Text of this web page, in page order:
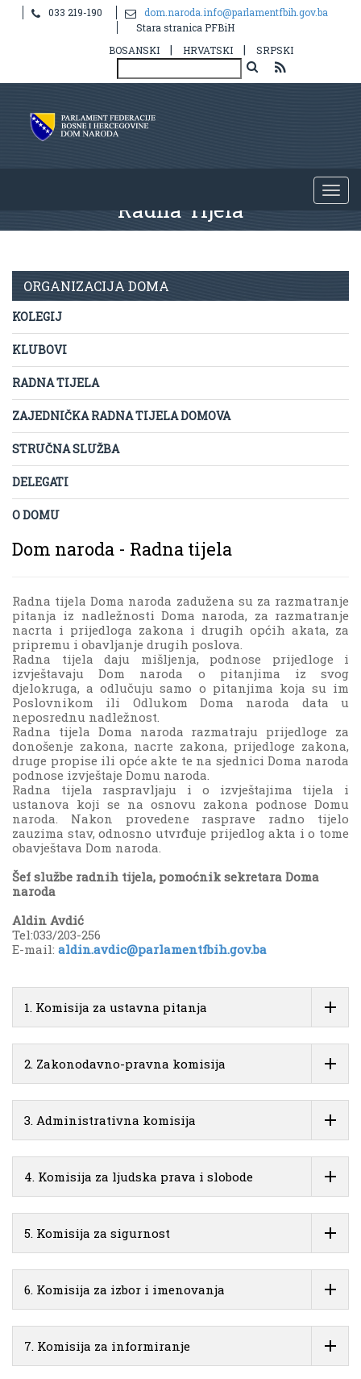
033 219-190
dom.naroda.info@parlamentfbih.gov.ba
Stara stranica PFBiH
BOSANSKI
| HRVATSKI | SRPSKI
Radna Tijela
ORGANIZACIJA DOMA
KOLEGIJ
KLUBOVI
RADNA TIJELA
ZAJEDNIČKA RADNA TIJELA DOMOVA
STRUČNA SLUŽBA
DELEGATI
O DOMU
Dom naroda - Radna tijela
Radna tijela Doma naroda zadužena su za razmatranje
pitanja iz nadležnosti Doma naroda, za razmatranje
nacrta i prijedloga zakona i drugih općih akata, za
pripremu i obavljanje drugih poslova.
Radna tijela daju mišljenja, podnose prijedloge i
izvještavaju Dom naroda o pitanjima iz svog
djelokruga, a odlučuju samo o pitanjima koja su im
Poslovnikom ili Odlukom Doma naroda data u
neposrednu nadležnost.
Radna tijela Doma naroda razmatraju prijedloge za
donošenje zakona, nacrte zakona, prijedloge zakona,
druge propise ili opće akte te na sjednici Doma naroda
podnose izvještaje Domu naroda.
Radna tijela raspravljaju i o izvještajima tijela i
ustanova koji se na osnovu zakona podnose Domu
naroda. Nakon provedene rasprave radno tijelo
zauzima stav, odnosno utvrđuje prijedlog akta i o tome
obavještava Dom naroda.
Šef službe radnih tijela, pomoćnik sekretara Doma
naroda
Aldin Avdić
Tel:033/203-256
E-mail: aldin.avdic@parlamentfbih.gov.ba
1. Komisija za ustavna pitanja
2. Zakonodavno-pravna komisija
3. Administrativna komisija
4. Komisija za ljudska prava i slobode
5. Komisija za sigurnost
6. Komisija za izbor i imenovanja
7. Komisija za informiranje